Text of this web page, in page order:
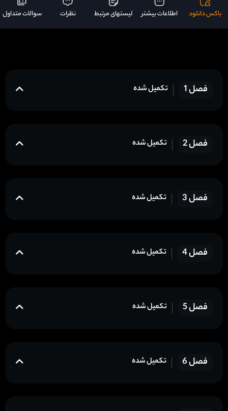
باکس دانلود اطلاعات بیشتر لیستهای مرتبط نظرات سوالات متداول
فصل 1 تکمیل شده
فصل 2 تکمیل شده
فصل 3 تکمیل شده
فصل 4 تکمیل شده
فصل 5 تکمیل شده
فصل 6 تکمیل شده